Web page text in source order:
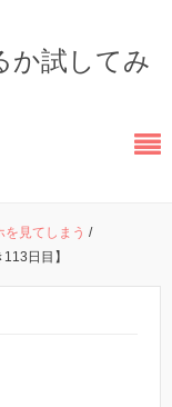
か試してみ
を見てしまう /
日目】